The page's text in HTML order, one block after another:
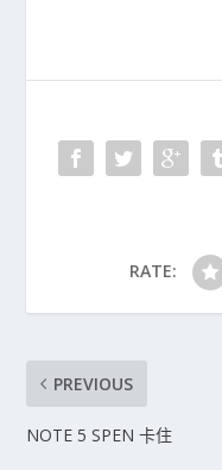
RATE:
PREVIOUS
NOTE 5 SPEN 卡住